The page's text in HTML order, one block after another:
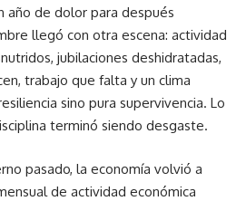
año de dolor para después
llegó con otra escena: actividad
jubilaciones deshidratadas,
trabajo que falta y un clima
sino pura supervivencia. Lo
terminó siendo desgaste.
pasado, la economía volvió a
de actividad económica